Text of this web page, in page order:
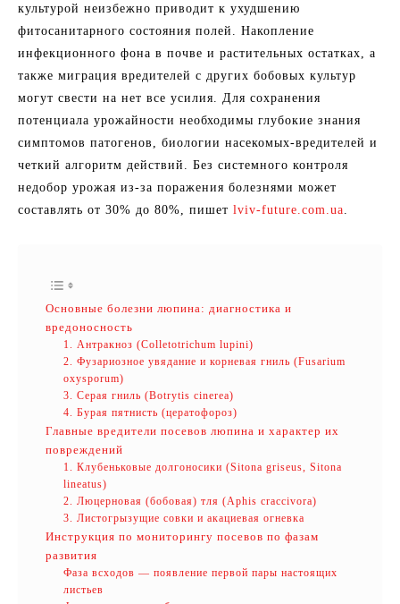
культурой неизбежно приводит к ухудшению
фитосанитарного состояния полей. Накопление
инфекционного фона в почве и растительных остатках, а
также миграция вредителей с других бобовых культур
могут свести на нет все усилия. Для сохранения
потенциала урожайности необходимы глубокие знания
симптомов патогенов, биологии насекомых-вредителей и
четкий алгоритм действий. Без системного контроля
недобор урожая из-за поражения болезнями может
составлять от 30% до 80%, пишет lviv-future.com.ua.
Основные болезни люпина: диагностика и
вредоносность
1. Антракноз (Colletotrichum lupini)
2. Фузариозное увядание и корневая гниль (Fusarium
oxysporum)
3. Серая гниль (Botrytis cinerea)
4. Бурая пятнисть (цератофороз)
Главные вредители посевов люпина и характер их
повреждений
1. Клубеньковые долгоносики (Sitona griseus, Sitona
lineatus)
2. Люцерновая (бобовая) тля (Aphis craccivora)
3. Листогрызущие совки и акациевая огневка
Инструкция по мониторингу посевов по фазам
развития
Фаза всходов — появление первой пары настоящих
листьев